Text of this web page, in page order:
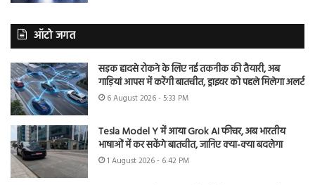
ऑटो जगत
सड़क हादसे रोकने के लिए नई तकनीक की तैयारी, अब
गाड़ियां आपस में करेंगी बातचीत, ड्राइवर को पहले मिलेगा अलर्ट
6 August 2026 - 5:33 PM
Tesla Model Y में आया Grok AI फीचर, अब भारतीय
भाषाओं में कर सकेंगे बातचीत, जानिए क्या-क्या बदलेगा
1 August 2026 - 6:42 PM